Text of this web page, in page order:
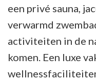
een privé sauna,
verwarmd
activiteiten in de
komen. Een luxe